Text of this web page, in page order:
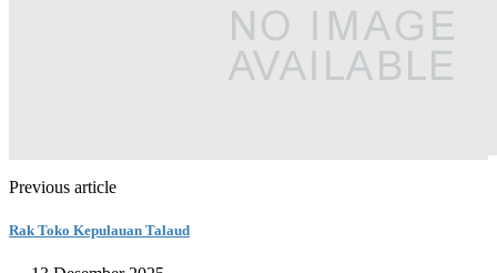
Previous article
Rak Toko Kepulauan Talaud